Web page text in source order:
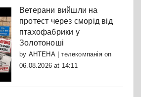
Ветерани вийшли на
протест через сморід від
птахофабрики у
Золотоноші
by АНТЕНА | телекомпаніяon
06.08.2026 at 14:11